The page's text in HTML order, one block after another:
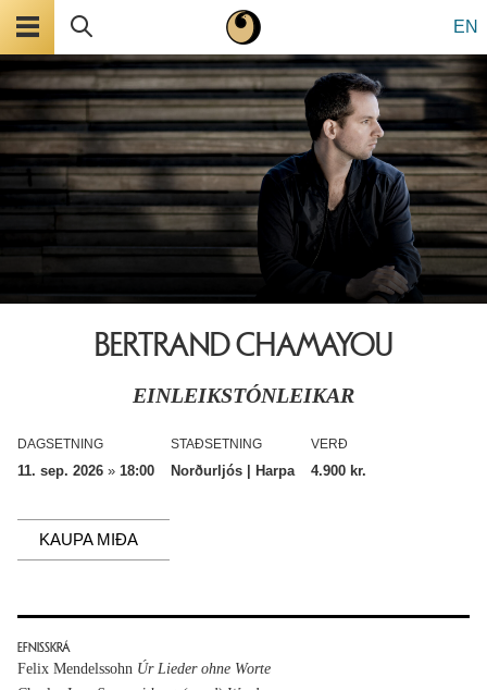
EN
BERTRAND CHAMAYOU
EINLEIKSTÓNLEIKAR
DAGSETNING STAÐSETNING VERÐ
11. sep. 2026 » 18:00 Norðurljós | Harpa 4.900 kr.
KAUPA MIÐA
EFNISSKRÁ
Felix Mendelssohn Úr Lieder ohne Worte